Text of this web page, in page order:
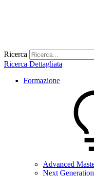
Ricerca
Ricerca Dettagliata
Formazione
Advanced
Next